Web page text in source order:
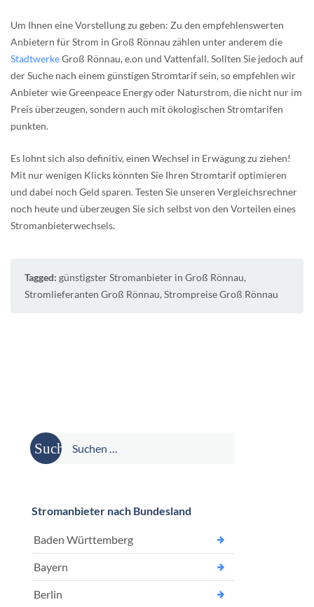
Um Ihnen eine Vorstellung zu geben: Zu den empfehlenswerten
Anbietern für Strom in Groß Rönnau zählen unter anderem die
StadtwerkeGroß Rönnau, e.on und Vattenfall. Sollten Sie jedoch auf
der Suche nach einem günstigen Stromtarif sein, so empfehlen wir
Anbieter wie Greenpeace Energy oder Naturstrom, die nicht nur im
Preis überzeugen, sondern auch mit ökologischen Stromtarifen
punkten.
Es lohnt sich also definitiv, einen Wechsel in Erwägung zu ziehen!
Mit nur wenigen Klicks könnten Sie Ihren Stromtarif optimieren
und dabei noch Geld sparen. Testen Sie unseren Vergleichsrechner
noch heute und überzeugen Sie sich selbst von den Vorteilen eines
Stromanbieterwechsels.
Tagged: günstigster Stromanbieter in Groß Rönnau,
Stromlieferanten Groß Rönnau, Strompreise Groß Rönnau
Suche
nach:
Stromanbieter nach Bundesland
Baden Württemberg
Bayern
Berlin